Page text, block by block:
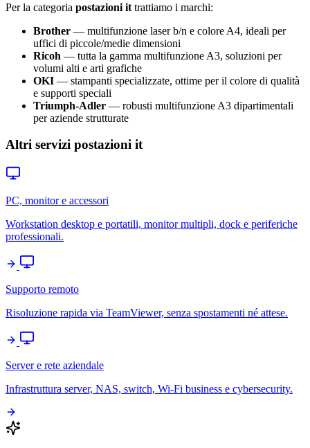
Per la categoria postazioni it trattiamo i marchi:
Brother — multifunzione laser b/n e colore A4, ideali per
uffici di piccole/medie dimensioni
Ricoh — tutta la gamma multifunzione A3, soluzioni per
volumi alti e arti grafiche
OKI — stampanti specializzate, ottime per il colore di qualità
e supporti speciali
Triumph-Adler — robusti multifunzione A3 dipartimentali
per aziende strutturate
Altri servizi postazioni it
PC, monitor e accessori
Workstation desktop e portatili, monitor multipli, dock e periferiche
professionali.
Supporto remoto
Risoluzione rapida via TeamViewer, senza spostamenti né attese.
Server e rete aziendale
Infrastruttura server, NAS, switch, Wi-Fi business e cybersecurity.